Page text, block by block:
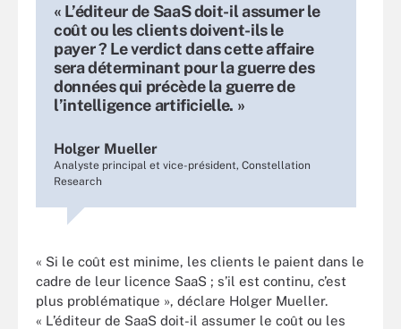
« L’éditeur de SaaS doit-il assumer le
coût ou les clients doivent-ils le
payer ? Le verdict dans cette affaire
sera déterminant pour la guerre des
données qui précède la guerre de
l’intelligence artificielle. »
Holger Mueller
Analyste principal et vice-président, Constellation
Research
« Si le coût est minime, les clients le paient dans le
cadre de leur licence SaaS ; s’il est continu, c’est
plus problématique », déclare Holger Mueller.
« L’éditeur de SaaS doit-il assumer le coût ou les